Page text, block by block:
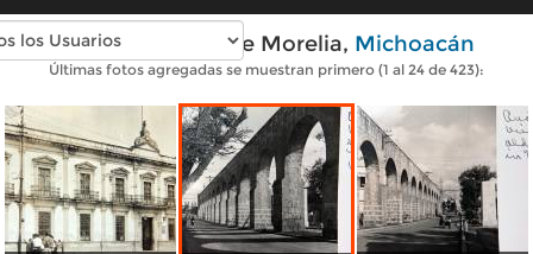
Fotos antiguas de Morelia, Michoacán
Últimas fotos agregadas se muestran primero (1 al 24 de 423):